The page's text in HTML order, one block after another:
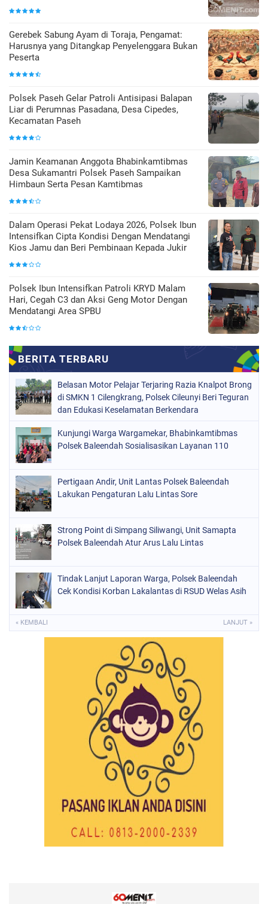
Gerebek Sabung Ayam di Toraja, Pengamat:
Harusnya yang Ditangkap Penyelenggara Bukan
Peserta
Polsek Paseh Gelar Patroli Antisipasi Balapan
Liar di Perumnas Pasadana, Desa Cipedes,
Kecamatan Paseh
Jamin Keamanan Anggota Bhabinkamtibmas
Desa Sukamantri Polsek Paseh Sampaikan
Himbaun Serta Pesan Kamtibmas
Dalam Operasi Pekat Lodaya 2026, Polsek Ibun
Intensifkan Cipta Kondisi Dengan Mendatangi
Kios Jamu dan Beri Pembinaan Kepada Jukir
Polsek Ibun Intensifkan Patroli KRYD Malam
Hari, Cegah C3 dan Aksi Geng Motor Dengan
Mendatangi Area SPBU
Belasan Motor Pelajar Terjaring Razia Knalpot Brong
di SMKN 1 Cilengkrang, Polsek Cileunyi Beri Teguran
dan Edukasi Keselamatan Berkendara
Kunjungi Warga Wargamekar, Bhabinkamtibmas
Polsek Baleendah Sosialisasikan Layanan 110
Pertigaan Andir, Unit Lantas Polsek Baleendah
Lakukan Pengaturan Lalu Lintas Sore
Strong Point di Simpang Siliwangi, Unit Samapta
Polsek Baleendah Atur Arus Lalu Lintas
Tindak Lanjut Laporan Warga, Polsek Baleendah
Cek Kondisi Korban Lakalantas di RSUD Welas Asih
« KEMBALI LANJUT »